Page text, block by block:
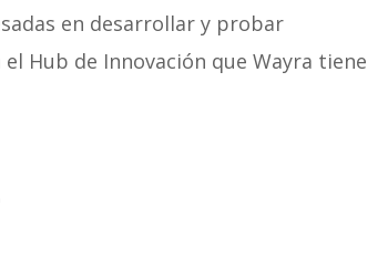
en desarrollar y probar
Hub de Innovación que Wayra tiene